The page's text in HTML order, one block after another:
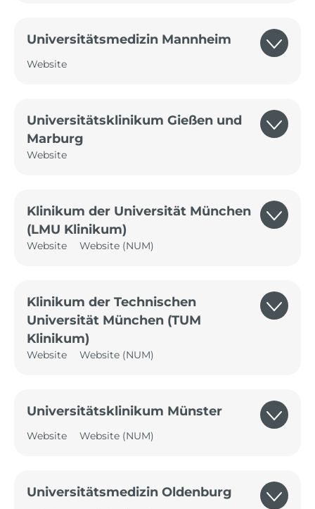
Universitätsmedizin Mannheim
Website
Universitätsklinikum Gießen und
Marburg
Website
Klinikum der Universität München
(LMU Klinikum)
Website Website (NUM)
Klinikum der Technischen
Universität München (TUM
Klinikum)
Website Website (NUM)
Universitätsklinikum Münster
Website Website (NUM)
Universitätsmedizin Oldenburg